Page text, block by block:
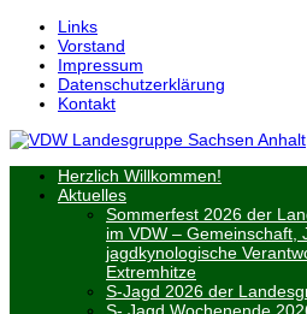
Skip
Main
Content
Links
Vorstand
Impressum
Datenschutzerklärung
Kontakt
Herzlich Willkommen!
Aktuelles
Sommerfest 2026 der
im VDW – Gemeinschaft,
jagdkynologische
Extremhitze
S-Jagd 2026 der